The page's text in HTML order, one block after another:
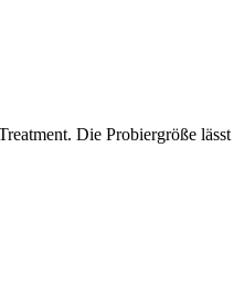
Die Probiergröße